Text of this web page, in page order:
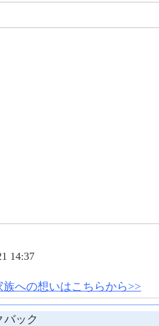
14:37
族への想いはこちらから>>
バック